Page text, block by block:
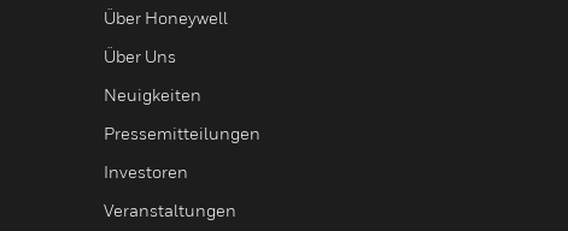
Über Honeywell
Über Uns
Neuigkeiten
Pressemitteilungen
Investoren
Veranstaltungen